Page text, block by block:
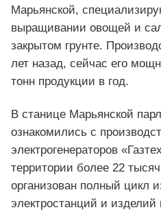
Марьянской,
выращивании овощей и
закрытом грунте.
лет назад, сейчас его
тонн продукции в год.
В станице Марьянской
ознакомились с
электрогенераторов
территории более 22
организован полный цикл
электростанций и изделий